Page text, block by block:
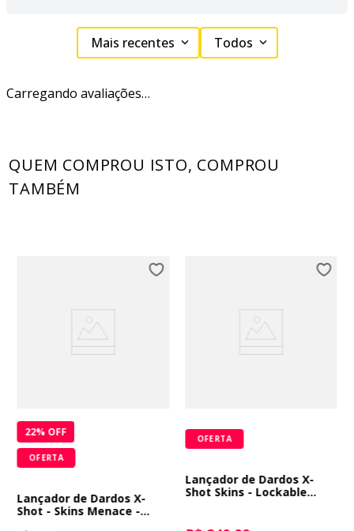
Mais recentes Todos
Carregando avaliações…
QUEM COMPROU ISTO, COMPROU
TAMBÉM
22% OFF
OFERTA
Lançador de Dardos X-
Shot - Skins Menace -
OFERTA
Lançador de Dardos X-
Shot Skins - Lockable